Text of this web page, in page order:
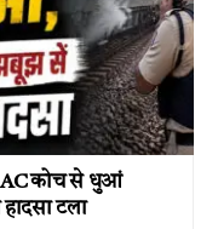
AC कोच से धुआं
टला